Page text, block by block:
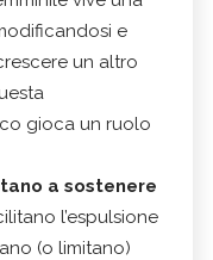
e
un altro
gioca un ruolo
a sostenere
l’espulsione
(o limitano)